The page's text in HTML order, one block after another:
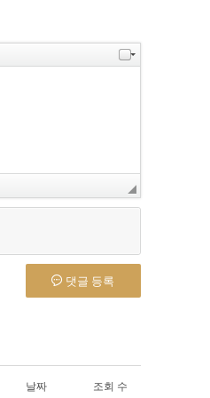
댓글 등록
날짜 조회 수